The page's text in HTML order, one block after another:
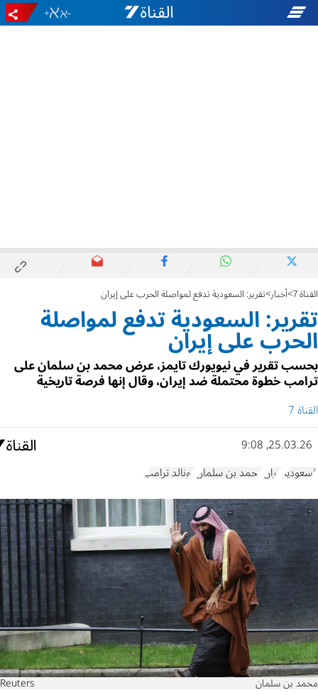
-
+
القناة 7 أخبار تقرير: السعودية تدفع لمواصلة الحرب على إيران
تقرير: السعودية تدفع لمواصلة
الحرب على إيران
بحسب تقرير في نيويورك تايمز، عرض محمد بن سلمان على
ترامب خطوة محتملة ضد إيران، وقال إنها فرصة تاريخية
القناة 7
25.03.26, 9:08
السعودية إيران محمد بن سلمان دونالد ترامب
محمد بن سلمان Reuters